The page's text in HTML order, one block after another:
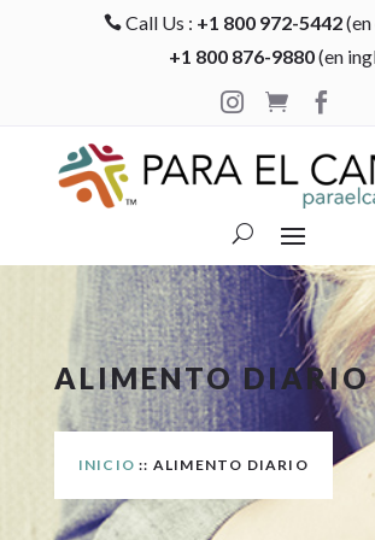
 Call Us : +1 800 972-5442
+1 800 876-9880(en

 
ALIMENTO DIARIO
INICIO :: ALIMENTO DIARIO